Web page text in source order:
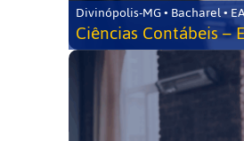
Divinópolis-MG • Bacharel •
Ciências Contábeis –